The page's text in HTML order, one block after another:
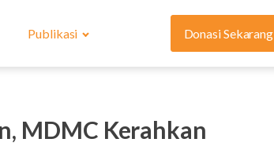
Publikasi Donasi Sekarang
MDMC Kerahkan